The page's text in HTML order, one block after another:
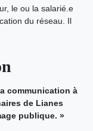
le ou la salarié.e
du réseau. Il
communication à
de Lianes
publique. »